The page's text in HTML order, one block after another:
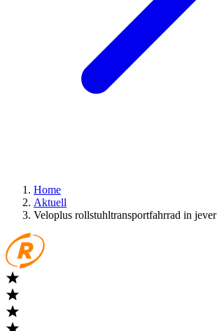
Home
Aktuell
Veloplus rollstuhltransportfahrrad in jever